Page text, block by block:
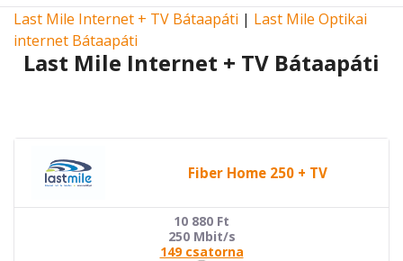
Last Mile Internet + TV Bátaapáti | Last Mile Optikai
internet Bátaapáti
Last Mile Internet + TV Bátaapáti
Fiber Home 250 + TV
10 880 Ft
250 Mbit/s
149 csatorna